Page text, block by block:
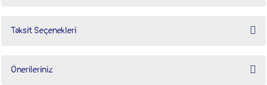
Taksit Seçenekleri
Önerileriniz